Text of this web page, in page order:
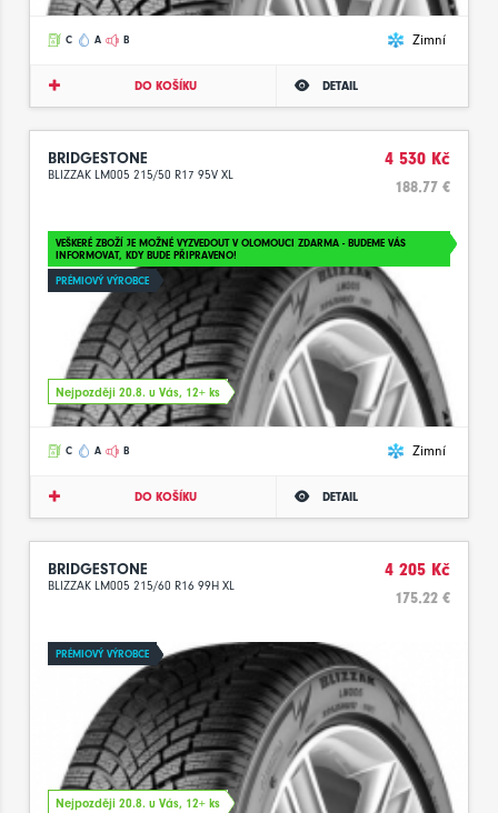
C A B Zimní
DO KOŠÍKU DETAIL
BRIDGESTONE
BLIZZAK LM005 215/50 R17 95V XL
4 530 Kč
188.77 €
VEŠKERÉ ZBOŽÍ JE MOŽNÉ VYZVEDOUT V OLOMOUCI ZDARMA - BUDEME VÁS
INFORMOVAT, KDY BUDE PŘIPRAVENO!
PRÉMIOVÝ VÝROBCE
Nejpozději 20.8. u Vás, 12+ ks
C A B Zimní
DO KOŠÍKU DETAIL
BRIDGESTONE
BLIZZAK LM005 215/60 R16 99H XL
4 205 Kč
175.22 €
PRÉMIOVÝ VÝROBCE
Nejpozději 20.8. u Vás, 12+ ks